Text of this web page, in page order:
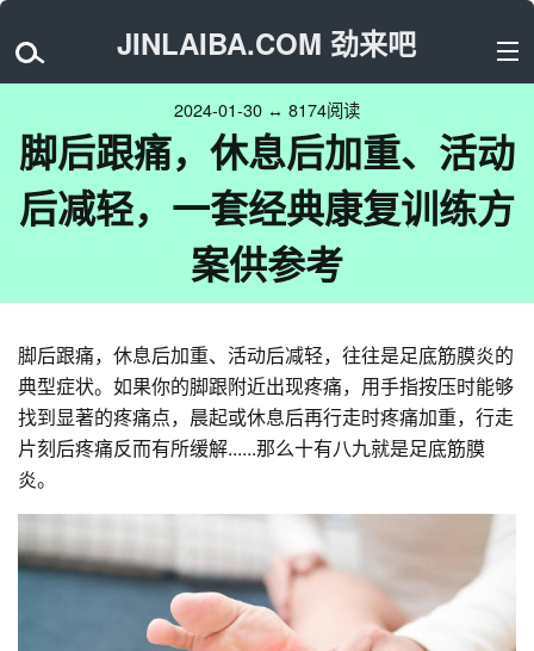
JINLAIBA.COM 劲来吧
2024-01-30 ↔ 8174阅读
脚后跟痛，休息后加重、活动
后减轻，一套经典康复训练方
案供参考
脚后跟痛，休息后加重、活动后减轻，往往是足底筋膜炎的
典型症状。如果你的脚跟附近出现疼痛，用手指按压时能够
找到显著的疼痛点，晨起或休息后再行走时疼痛加重，行走
片刻后疼痛反而有所缓解......那么十有八九就是足底筋膜
炎。